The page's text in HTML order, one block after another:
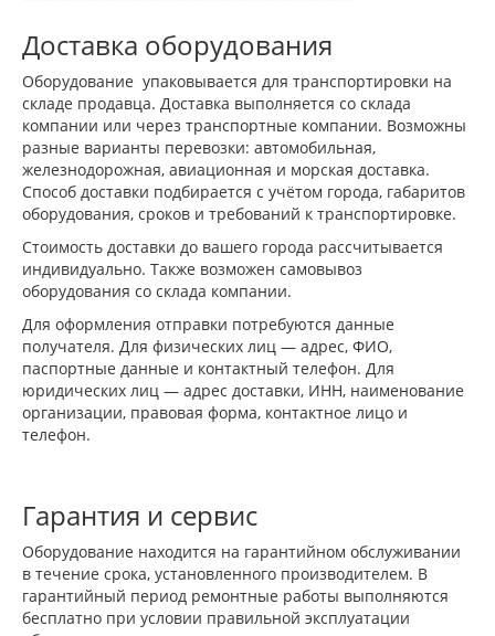
Доставка оборудования
Оборудование упаковывается для транспортировки на
складе продавца. Доставка выполняется со склада
компании или через транспортные компании. Возможны
разные варианты перевозки: автомобильная,
железнодорожная, авиационная и морская доставка.
Способ доставки подбирается с учётом города, габаритов
оборудования, сроков и требований к транспортировке.
Стоимость доставки до вашего города рассчитывается
индивидуально. Также возможен самовывоз
оборудования со склада компании.
Для оформления отправки потребуются данные
получателя. Для физических лиц — адрес, ФИО,
паспортные данные и контактный телефон. Для
юридических лиц — адрес доставки, ИНН, наименование
организации, правовая форма, контактное лицо и
телефон.
Гарантия и сервис
Оборудование находится на гарантийном обслуживании
в течение срока, установленного производителем. В
гарантийный период ремонтные работы выполняются
бесплатно при условии правильной эксплуатации